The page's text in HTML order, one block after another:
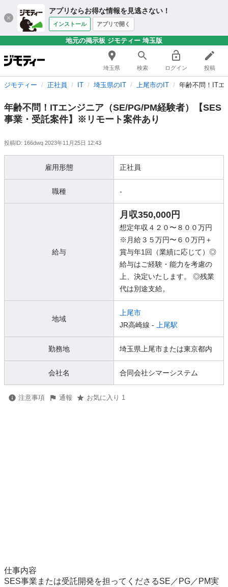
アプリならお得な情報を見逃さない！
インストール アプリで開く
地元の掲示板 ジモティー 埼玉版
埼玉県 検索 ログイン 投稿
ジモティー 正社員 IT 埼玉県のIT 上尾市のIT 年齢不問！ITエ
年齢不問！ITエンジニア（SE/PG/PM経験者）【SES
事業・受託案件】※リモート案件あり
投稿ID: 166dwq 2023年11月25日 12:43
雇用形態 正社員
職種 -
給与
月収350,000円
想定年収４２０〜８００万円
※月給３５万円〜６０万円＋
賞与年1回（業績に応じて）◎
給与はご経験・能力を考慮の
上、決定いたします。 ◎残業
代は別途支給。
地域
上尾市
JR高崎線 -
上尾駅
勤務地 埼玉県上尾市または東京都内
会社名 合同会社シマーシステム
注意事項 通報 お気に入り 1
仕事内容
SES事業または受託開発を担ってくださるSE／PG／PM実